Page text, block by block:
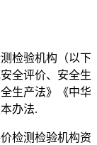
检验机构（以下
全评价、安全生
生产法》《中华
办法.
检测检验机构资